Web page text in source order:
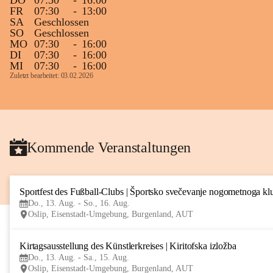
FR
07:30 - 13:00
SA
Geschlossen
SO
Geschlossen
MO 07:30 - 16:00
DI
07:30 - 16:00
MI
07:30 - 16:00
Zuletzt bearbeitet: 03.02.2026
Kommende Veranstaltungen
Sportfest des Fußball-Clubs | Športsko svečevanje nogometnoga
Do., 13. Aug. - So., 16. Aug.
Oslip, Eisenstadt-Umgebung, Burgenland, AUT
Kirtagsausstellung des Künstlerkreises | Kiritofska izložba
Do., 13. Aug. - Sa., 15. Aug.
Oslip, Eisenstadt-Umgebung, Burgenland, AUT